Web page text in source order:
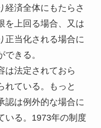
経済全体にもたらさ
を上回る場合、又は
正当化される場合に
きる。
は法定されておら
れている。もっと
認は例外的な場合に
いる。1973年の制度